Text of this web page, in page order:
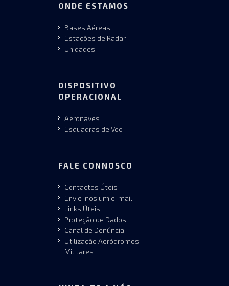
ONDE ESTAMOS
Bases Aéreas
Estações de Radar
Unidades
DISPOSITIVO
OPERACIONAL
Aeronaves
Esquadras de Voo
FALE CONNOSCO
Contactos Úteis
Envie-nos um e-mail
Links Úteis
Proteção de Dados
Canal de Denúncia
Utilização Aeródromos
Militares